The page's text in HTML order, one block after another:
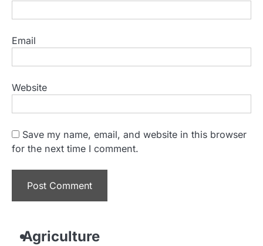
Email
Website
Save my name, email, and website in this browser
for the next time I comment.
Agriculture